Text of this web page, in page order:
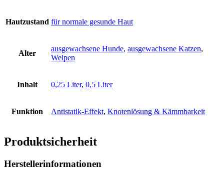
Hautzustand für normale gesunde Haut
Alter
ausgewachsene Hunde, ausgewachsene Katzen,
Welpen
Inhalt 0,25 Liter, 0,5 Liter
Funktion Antistatik-Effekt, Knotenlösung & Kämmbarkeit
Produktsicherheit
Herstellerinformationen